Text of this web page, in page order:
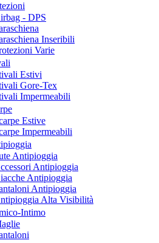
- DPS
Inseribili
Varie
Estivi
Gore-Tex
Impermeabili
Estive
Impermeabili
Antipioggia
Antipioggia
Antipioggia
Antipioggia
Alta Visibilità
Intimo